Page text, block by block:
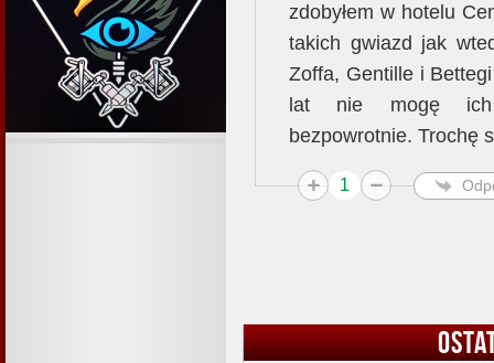
zdobyłem w hotelu
takich gwiazd jak
Zoffa, Gentille i
lat nie mogę ich
bezpowrotnie. Trochę
1